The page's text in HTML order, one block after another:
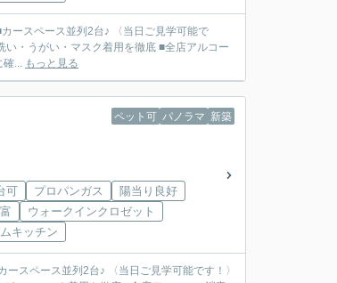
ースペース並列2台♪ 〈当日ご見学可能で
・うがい・マスク着用を徹底 ■全店アルコー
確... もっと見る
ペット可 パノラマ 新築
可 プロパンガス
陽当り良好
ウォークインクロゼット
キッチン
スペース並列2台♪ 〈当日ご見学可能です！〉